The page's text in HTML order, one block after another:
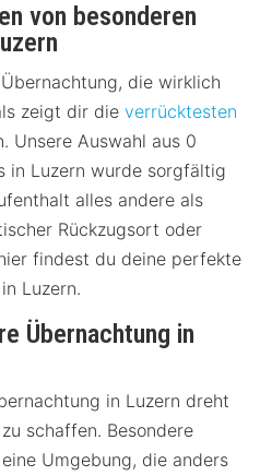
von besonderen
die wirklich
zeigt dir die verrücktesten
Unsere Auswahl aus 0
in Luzern wurde sorgfältig
alles andere als
Rückzugsort oder
findest du deine perfekte
Luzern.
Übernachtung in
in Luzern dreht
schaffen. Besondere
Umgebung, die anders